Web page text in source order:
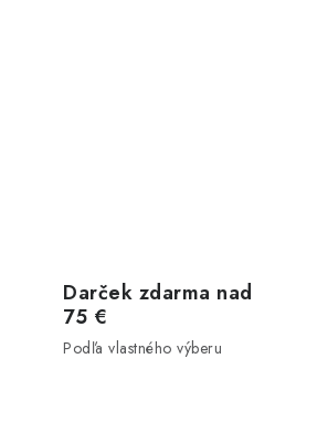
Darček zdarma nad
75 €
Podľa vlastného výberu